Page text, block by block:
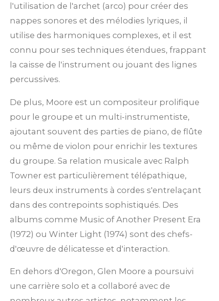
l'utilisation de l'archet (arco) pour créer des
nappes sonores et des mélodies lyriques, il
utilise des harmoniques complexes, et il est
connu pour ses techniques étendues, frappant
la caisse de l'instrument ou jouant des lignes
percussives.
De plus, Moore est un compositeur prolifique
pour le groupe et un multi-instrumentiste,
ajoutant souvent des parties de piano, de flûte
ou même de violon pour enrichir les textures
du groupe. Sa relation musicale avec Ralph
Towner est particulièrement télépathique,
leurs deux instruments à cordes s'entrelaçant
dans des contrepoints sophistiqués. Des
albums comme Music of Another Present Era
(1972) ou Winter Light (1974) sont des chefs-
d'œuvre de délicatesse et d'interaction.
En dehors d'Oregon, Glen Moore a poursuivi
une carrière solo et a collaboré avec de